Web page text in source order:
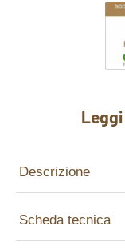
Descrizione
Scheda tecnica